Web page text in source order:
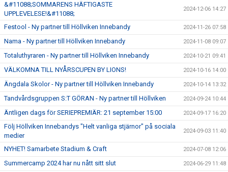
&#11088;SOMMARENS HÄFTIGASTE
UPPLEVELESE!&#11088;
2024-12-06 14:27
Festool - Ny partner till Höllviken Innebandy 2024-11-26 07:58
Nama - Ny partner till Höllviken Innebandy 2024-11-08 09:07
Totaluthyraren - Ny partner till Höllviken Innebandy 2024-10-21 09:41
VÄLKOMNA TILL NYÅRSCUPEN BY LIONS! 2024-10-16 14:00
Ängdala Skolor - Ny partner till Höllviken Innebandy 2024-10-14 13:32
Tandvårdsgruppen S:T GÖRAN - Ny partner till Höllviken 2024-09-24 10:44
Äntligen dags för SERIEPREMIÄR: 21 september 15:00 2024-09-17 16:20
Följ Höllviken Innebandys "Helt vanliga stjärnor" på sociala
medier
2024-09-03 11:40
NYHET! Samarbete Stadium & Craft 2024-07-08 12:06
Summercamp 2024 har nu nått sitt slut 2024-06-29 11:48